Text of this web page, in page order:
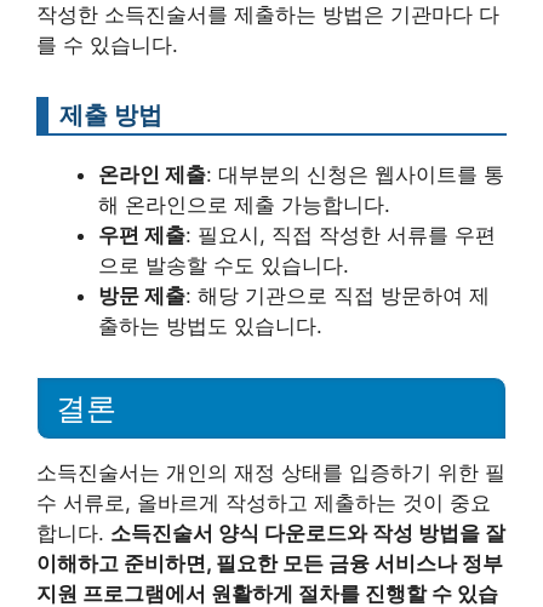
작성한 소득진술서를 제출하는 방법은 기관마다 다
를 수 있습니다.
제출 방법
온라인 제출: 대부분의 신청은 웹사이트를 통
해 온라인으로 제출 가능합니다.
우편 제출: 필요시, 직접 작성한 서류를 우편
으로 발송할 수도 있습니다.
방문 제출: 해당 기관으로 직접 방문하여 제
출하는 방법도 있습니다.
결론
소득진술서는 개인의 재정 상태를 입증하기 위한 필
수 서류로, 올바르게 작성하고 제출하는 것이 중요
합니다. 소득진술서 양식 다운로드와 작성 방법을 잘
이해하고 준비하면, 필요한 모든 금융 서비스나 정부
지원 프로그램에서 원활하게 절차를 진행할 수 있습